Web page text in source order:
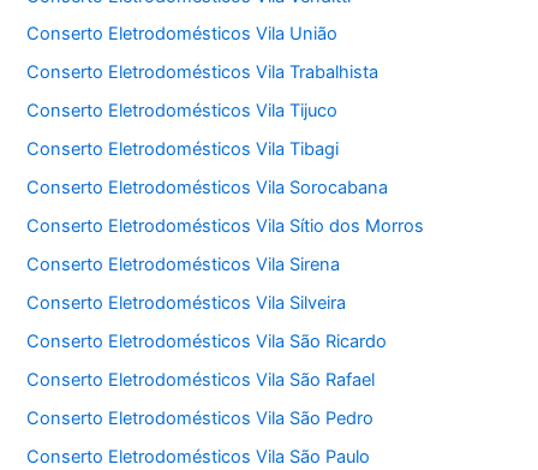
Conserto Eletrodomésticos Vila União
Conserto Eletrodomésticos Vila Trabalhista
Conserto Eletrodomésticos Vila Tijuco
Conserto Eletrodomésticos Vila Tibagi
Conserto Eletrodomésticos Vila Sorocabana
Conserto Eletrodomésticos Vila Sítio dos Morros
Conserto Eletrodomésticos Vila Sirena
Conserto Eletrodomésticos Vila Silveira
Conserto Eletrodomésticos Vila São Ricardo
Conserto Eletrodomésticos Vila São Rafael
Conserto Eletrodomésticos Vila São Pedro
Conserto Eletrodomésticos Vila São Paulo